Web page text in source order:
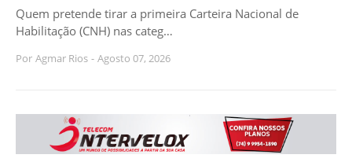
Quem pretende tirar a primeira Carteira Nacional de
Habilitação (CNH) nas categ…
Por Agmar Rios - Agosto 07, 2026